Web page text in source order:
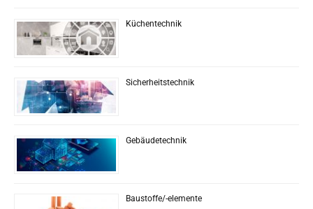
Küchentechnik
Sicherheitstechnik
Gebäudetechnik
Baustoffe/-elemente